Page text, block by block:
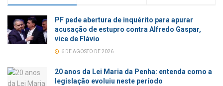
PF pede abertura de inquérito para apurar
acusação de estupro contra Alfredo Gaspar,
vice de Flávio
6 DE AGOSTO DE 2026
20 anos da Lei Maria da Penha: entenda como a
legislação evoluiu neste período